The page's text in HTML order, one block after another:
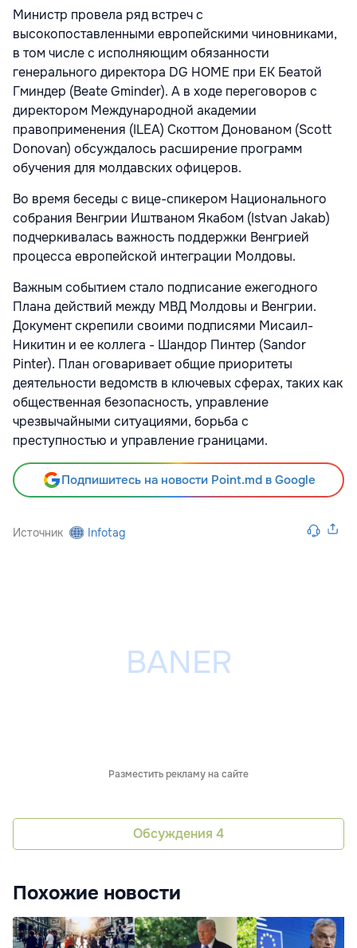
Министр провела ряд встреч с
высокопоставленными европейскими чиновниками,
в том числе с исполняющим обязанности
генерального директора DG HOME при ЕК Беатой
Гминдер (Beate Gminder). А в ходе переговоров с
директором Международной академии
правоприменения (ILEA) Скоттом Донованом (Scott
Donovan) обсуждалось расширение программ
обучения для молдавских офицеров.
Во время беседы с вице-спикером Национального
собрания Венгрии Иштваном Якабом (Istvаn Jakab)
подчеркивалась важность поддержки Венгрией
процесса европейской интеграции Молдовы.
Важным событием стало подписание ежегодного
Плана действий между МВД Молдовы и Венгрии.
Документ скрепили своими подписями Мисаил-
Никитин и ее коллега - Шандор Пинтер (Sаndor
Pintеr). План оговаривает общие приоритеты
деятельности ведомств в ключевых сферах, таких как
общественная безопасность, управление
чрезвычайными ситуациями, борьба с
преступностью и управление границами.
Подпишитесь на новости Point.md в Google
Источник Infotag
Разместить рекламу на сайте
Обсуждения 4
Похожие новости